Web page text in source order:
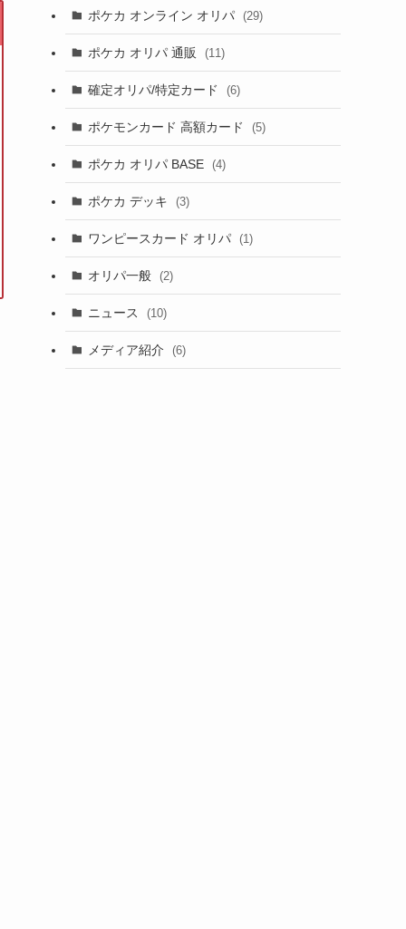
ポケカ オンライン オリパ (29)
ポケカ オリパ 通販 (11)
確定オリパ/特定カード (6)
ポケモンカード 高額カード (5)
ポケカ オリパ BASE (4)
ポケカ デッキ (3)
ワンピースカード オリパ (1)
オリパ一般 (2)
ニュース (10)
メディア紹介 (6)